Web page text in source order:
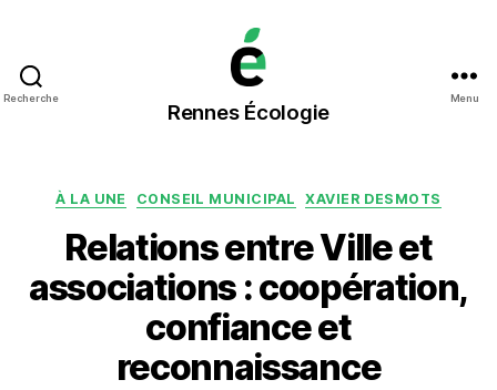
Recherche
Rennes
Écologie
Rennes Écologie
Menu
Catégories
À LA UNE CONSEIL MUNICIPAL XAVIER DESMOTS
Relations entre Ville et
associations : coopération,
confiance et
reconnaissance